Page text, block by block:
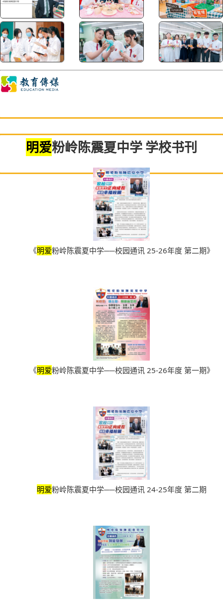
明爱粉岭陈震夏中学 学校书刊
《明爱粉岭陈震夏中学──校园通讯 25-26年度 第二期》
《明爱粉岭陈震夏中学──校园通讯 25-26年度 第一期》
明爱粉岭陈震夏中学──校园通讯 24-25年度 第二期